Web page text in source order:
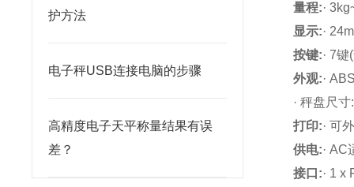
护方法
电子秤USB连接电脑的步骤
高精度电子天平称量结果有误
差？
量程:·
显示:·
按键:· 7
外观:·
· 秤盘尺
打印:· 可
供电:·
接口:· 1 x